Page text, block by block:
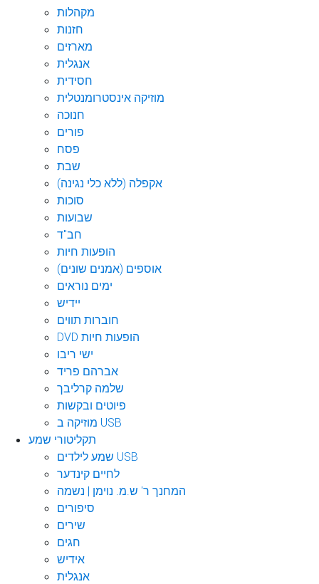
מקהלות
חזנות
מארזים
אנגלית
חסידית
מוזיקה אינסטרומנטלית
חנוכה
פורים
פסח
שבת
אקפלה (ללא כלי נגינה)
סוכות
שבועות
חב"ד
הופעות חיות
אוספים (אמנים שונים)
ימים נוראים
יידיש
חוברות תווים
DVD הופעות חיות
ישי ריבו
אברהם פריד
שלמה קרליבך
פיוטים ובקשות
מוזיקה ב USB
תקליטורי שמע
שמע לילדים USB
לחיים קינדער
המחנך ר' ש.מ. נוימן | נשמה
סיפורים
שירים
חגים
אידיש
אנגלית